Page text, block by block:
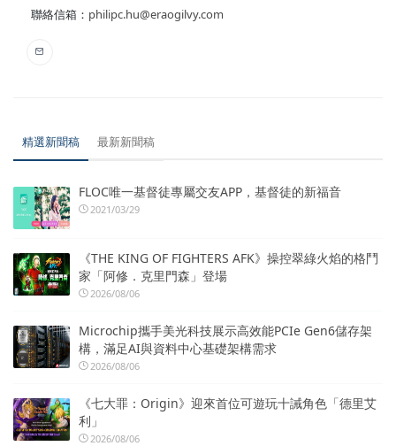
聯絡信箱： philipc.hu@eraogilvy.com
精選新聞稿 最新新聞稿
FLOC唯一基督徒專屬交友APP，基督徒的新福音
2021/03/29
《THE KING OF FIGHTERS AFK》操控翠綠火焰的格鬥
家「阿修．克里門森」登場
2026/08/06
Microchip攜手美光科技展示高效能PCIe Gen6儲存架
構，滿足AI與資料中心基礎架構需求
2026/08/06
《七大罪：Origin》迎來首位可遊玩十誡角色「德里艾
利」
2026/08/06